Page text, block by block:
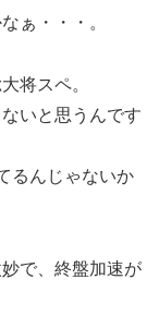
ぁ・・・。
将スペ。
いと思うんです
るんじゃないか
で、終盤加速が